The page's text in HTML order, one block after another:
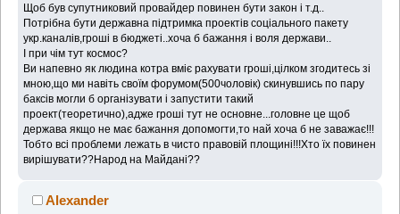
Щоб був супутниковий провайдер повинен бути закон і т.д..
Потрібна бути державна підтримка проектів соціального пакету
укр.каналів,гроші в бюджеті..хоча б бажання і воля держави..
І при чім тут космос?
Ви напевно як людина котра вміє рахувати гроші,цілком згодитесь зі
мною,що ми навіть своїм форумом(500чоловік) скинувшись по пару
баксів могли б організувати і запустити такий
проект(теоретично),адже гроші тут не основне...головне це щоб
держава якщо не має бажання допомогти,то най хоча б не заважає!!!
Тобто всі проблеми лежать в чисто правовій площині!!!Хто їх повинен
вирішувати??Народ на Майдані??
Alexander